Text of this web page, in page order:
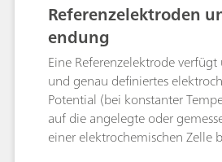
Referenzelektroden
endung
Eine Referenzelektrode
und genau definiertes
Potential (bei konstanter
auf die angelegte oder
einer elektrochemischen Zelle